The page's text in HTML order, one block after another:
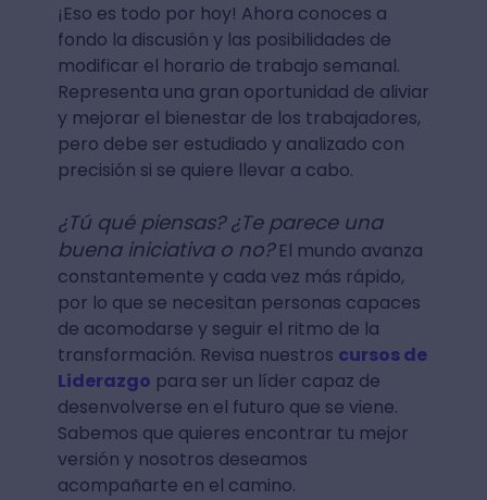
¡Eso es todo por hoy! Ahora conoces a
fondo la discusión y las posibilidades de
modificar el horario de trabajo semanal.
Representa una gran oportunidad de aliviar
y mejorar el bienestar de los trabajadores,
pero debe ser estudiado y analizado con
precisión si se quiere llevar a cabo.
¿Tú qué piensas? ¿Te parece una
buena iniciativa o no?El mundo avanza
constantemente y cada vez más rápido,
por lo que se necesitan personas capaces
de acomodarse y seguir el ritmo de la
transformación. Revisa nuestros cursos de
Liderazgo para ser un líder capaz de
desenvolverse en el futuro que se viene.
Sabemos que quieres encontrar tu mejor
versión y nosotros deseamos
acompañarte en el camino.